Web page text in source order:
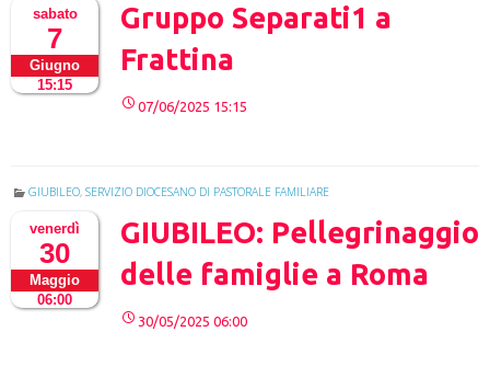
sabato
7
Giugno
15:15
Gruppo Separati1 a
Frattina
07/06/2025 15:15
GIUBILEO, SERVIZIO DIOCESANO DI PASTORALE FAMILIARE
venerdì
30
Maggio
06:00
GIUBILEO: Pellegrinaggio
delle famiglie a Roma
30/05/2025 06:00